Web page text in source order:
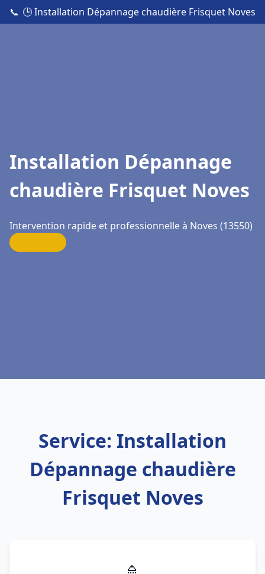
📞 🕒 Installation Dépannage chaudière Frisquet Noves
Installation Dépannage
chaudière Frisquet Noves
Intervention rapide et professionnelle à Noves (13550)
Service: Installation
Dépannage chaudière
Frisquet Noves